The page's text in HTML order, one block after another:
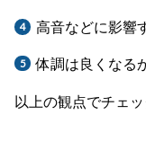
高音などに影響
体調は良くなる
以上の観点でチェ